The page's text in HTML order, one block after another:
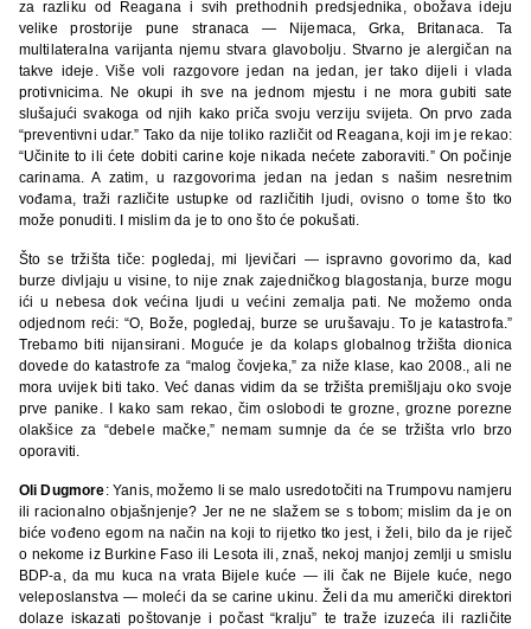
za razliku od Reagana i svih prethodnih predsjednika, obožava ideju
velike prostorije pune stranaca — Nijemaca, Grka, Britanaca. Ta
multilateralna varijanta njemu stvara glavobolju. Stvarno je alergičan na
takve ideje. Više voli razgovore jedan na jedan, jer tako dijeli i vlada
protivnicima. Ne okupi ih sve na jednom mjestu i ne mora gubiti sate
slušajući svakoga od njih kako priča svoju verziju svijeta. On prvo zada
“preventivni udar.” Tako da nije toliko različit od Reagana, koji im je rekao:
“Učinite to ili ćete dobiti carine koje nikada nećete zaboraviti.” On počinje
carinama. A zatim, u razgovorima jedan na jedan s našim nesretnim
vođama, traži različite ustupke od različitih ljudi, ovisno o tome što tko
može ponuditi. I mislim da je to ono što će pokušati.
Što se tržišta tiče: pogledaj, mi ljevičari — ispravno govorimo da, kad
burze divljaju u visine, to nije znak zajedničkog blagostanja, burze mogu
ići u nebesa dok većina ljudi u većini zemalja pati. Ne možemo onda
odjednom reći: “O, Bože, pogledaj, burze se urušavaju. To je katastrofa.”
Trebamo biti nijansirani. Moguće je da kolaps globalnog tržišta dionica
dovede do katastrofe za “malog čovjeka,” za niže klase, kao 2008., ali ne
mora uvijek biti tako. Već danas vidim da se tržišta premišljaju oko svoje
prve panike. I kako sam rekao, čim oslobodi te grozne, grozne porezne
olakšice za “debele mačke,” nemam sumnje da će se tržišta vrlo brzo
oporaviti.
Oli Dugmore: Yanis, možemo li se malo usredotočiti na Trumpovu namjeru
ili racionalno objašnjenje? Jer ne ne slažem se s tobom; mislim da je on
biće vođeno egom na način na koji to rijetko tko jest, i želi, bilo da je riječ
o nekome iz Burkine Faso ili Lesota ili, znaš, nekoj manjoj zemlji u smislu
BDP-a, da mu kuca na vrata Bijele kuće — ili čak ne Bijele kuće, nego
veleposlanstva — moleći da se carine ukinu. Želi da mu američki direktori
dolaze iskazati poštovanje i počast “kralju” te traže izuzeća ili različite